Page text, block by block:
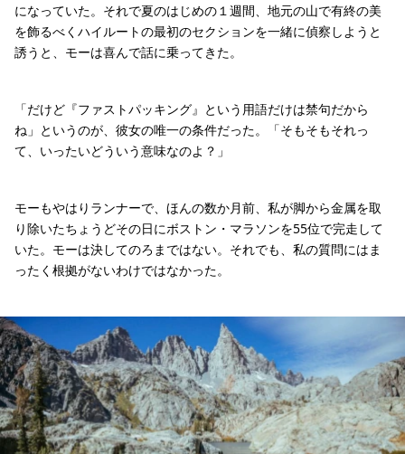
になっていた。それで夏のはじめの１週間、地元の山で有終の美
を飾るべくハイルートの最初のセクションを一緒に偵察しようと
誘うと、モーは喜んで話に乗ってきた。
「だけど『ファストパッキング』という用語だけは禁句だから
ね」というのが、彼女の唯一の条件だった。「そもそもそれっ
て、いったいどういう意味なのよ？」
モーもやはりランナーで、ほんの数か月前、私が脚から金属を取
り除いたちょうどその日にボストン・マラソンを55位で完走して
いた。モーは決してのろまではない。それでも、私の質問にはま
ったく根拠がないわけではなかった。